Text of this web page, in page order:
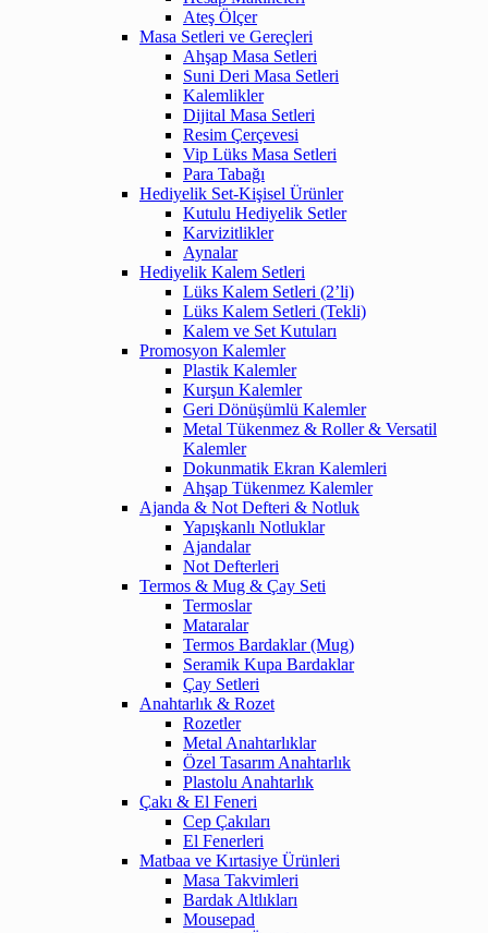
Ateş Ölçer
Masa Setleri ve Gereçleri
Ahşap Masa Setleri
Suni Deri Masa Setleri
Kalemlikler
Dijital Masa Setleri
Resim Çerçevesi
Vip Lüks Masa Setleri
Para Tabağı
Hediyelik Set-Kişisel Ürünler
Kutulu Hediyelik Setler
Karvizitlikler
Aynalar
Hediyelik Kalem Setleri
Lüks Kalem Setleri (2’li)
Lüks Kalem Setleri (Tekli)
Kalem ve Set Kutuları
Promosyon Kalemler
Plastik Kalemler
Kurşun Kalemler
Geri Dönüşümlü Kalemler
Metal Tükenmez & Roller & Versatil
Kalemler
Dokunmatik Ekran Kalemleri
Ahşap Tükenmez Kalemler
Ajanda & Not Defteri & Notluk
Yapışkanlı Notluklar
Ajandalar
Not Defterleri
Termos & Mug & Çay Seti
Termoslar
Mataralar
Termos Bardaklar (Mug)
Seramik Kupa Bardaklar
Çay Setleri
Anahtarlık & Rozet
Rozetler
Metal Anahtarlıklar
Özel Tasarım Anahtarlık
Plastolu Anahtarlık
Çakı & El Feneri
Cep Çakıları
El Fenerleri
Matbaa ve Kırtasiye Ürünleri
Masa Takvimleri
Bardak Altlıkları
Mousepad